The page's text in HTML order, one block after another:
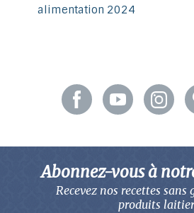
alimentation 2024
Abonnez-vous à
Recevez nos recettes sans
produits